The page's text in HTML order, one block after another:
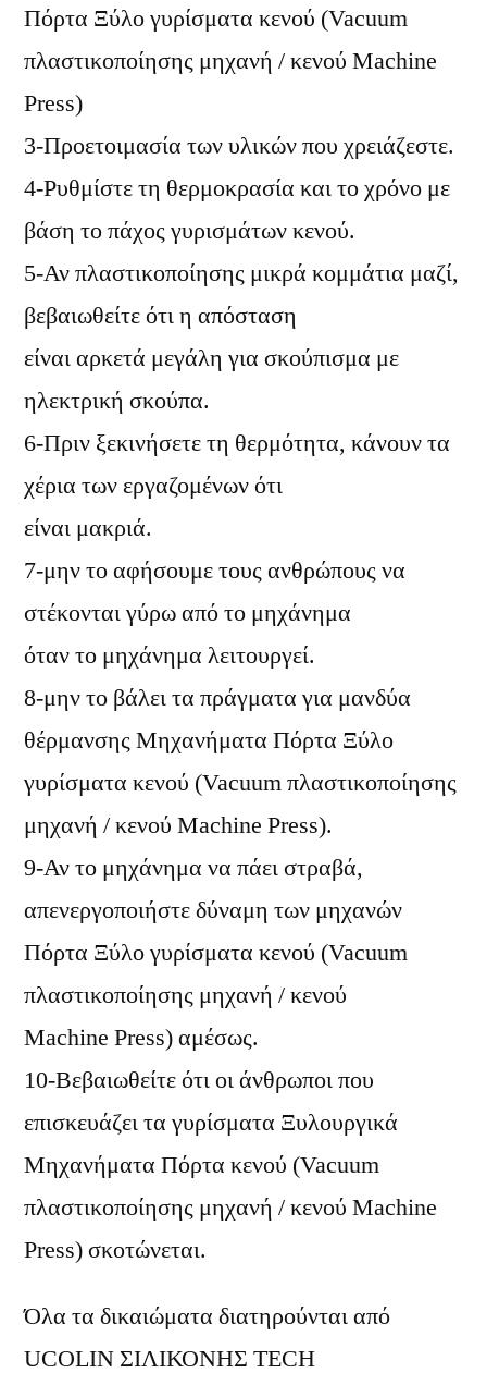
Πόρτα Ξύλο γυρίσματα κενού (Vacuum
πλαστικοποίησης μηχανή / κενού Machine
Press)
3-Προετοιμασία των υλικών που χρειάζεστε.
4-Ρυθμίστε τη θερμοκρασία και το χρόνο με
βάση το πάχος γυρισμάτων κενού.
5-Αν πλαστικοποίησης μικρά κομμάτια μαζί,
βεβαιωθείτε ότι η απόσταση
είναι αρκετά μεγάλη για σκούπισμα με
ηλεκτρική σκούπα.
6-Πριν ξεκινήσετε τη θερμότητα, κάνουν τα
χέρια των εργαζομένων ότι
είναι μακριά.
7-μην το αφήσουμε τους ανθρώπους να
στέκονται γύρω από το μηχάνημα
όταν το μηχάνημα λειτουργεί.
8-μην το βάλει τα πράγματα για μανδύα
θέρμανσης Μηχανήματα Πόρτα Ξύλο
γυρίσματα κενού (Vacuum πλαστικοποίησης
μηχανή / κενού Machine Press).
9-Αν το μηχάνημα να πάει στραβά,
απενεργοποιήστε δύναμη των μηχανών
Πόρτα Ξύλο γυρίσματα κενού (Vacuum
πλαστικοποίησης μηχανή / κενού
Machine Press) αμέσως.
10-Βεβαιωθείτε ότι οι άνθρωποι που
επισκευάζει τα γυρίσματα Ξυλουργικά
Μηχανήματα Πόρτα κενού (Vacuum
πλαστικοποίησης μηχανή / κενού Machine
Press) σκοτώνεται.
Όλα τα δικαιώματα διατηρούνται από
UCOLIN ΣΙΛΙΚΟΝΗΣ TECH